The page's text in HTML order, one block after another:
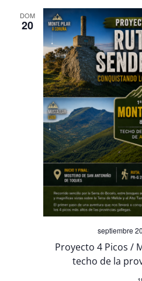
DOM
20
Proyecto 4 Picos /
techo de la
septiembre